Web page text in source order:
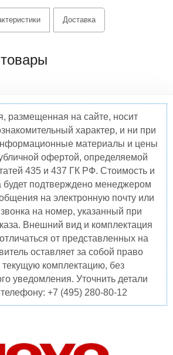
Доставка
размещенная на сайте, носит
характер, и ни при
материалы и цены
офертой, определяемой
435 и 437 ГК РФ. Стоимость и
будет подтверждено менеджером
на электронную почту или
на номер, указанный при
Внешний вид и комплектация
от представленных на
оставляет за собой право
текущую комплектацию, без
уведомления. Уточнить детали
+7 (495) 280-80-12